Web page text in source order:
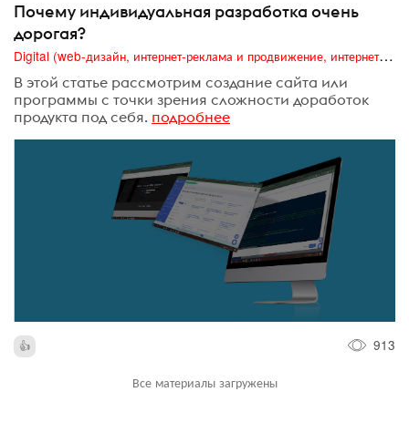
Почему индивидуальная разработка очень
дорогая?
Digital (web-дизайн, интернет-реклама и продвижение, интернет-сообщества и блоги, интернет-коммуникации, мобильный маркетинг, реклама на цифровых экранах)
В этой статье рассмотрим создание сайта или
программы с точки зрения сложности доработок
продукта под себя. подробнее
913
Все материалы загружены